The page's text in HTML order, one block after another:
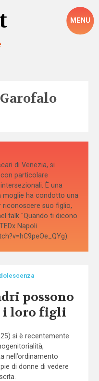
MENU
di Venezia, si
particolare
È una
moglie ha condotto una
riconoscere suo figlio,
talk "Quando ti dicono
Napoli
possono
i loro figli
si è recentemente
nell’ordinamento
di donne di vedere